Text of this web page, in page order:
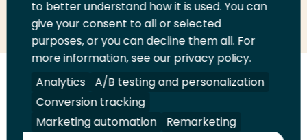
Deel
LinkedIn
Deel
op
Twitter
Deel
op
Facebook
Email
deze
pagina
Print
deze
pagina
Volg
ons
op
LinkedIn
Volg
ons
op
Facebook
Volg
ons
op
YouTube
Volg
ons
op
Instagram
Juridisch Security A-Z Index
Contact
to better understand how it is used. You can
give your consent to all or selected
purposes, or you can decline them all. For
more information, see our privacy policy.
Analytics
A/B testing and personalization
Conversion tracking
Marketing automation
Remarketing